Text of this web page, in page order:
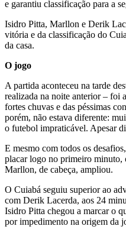
e garantiu classificação para a
Isidro Pitta, Marllon e Derik
vitória e da classificação do
da casa.
O jogo
A partida aconteceu na tarde
realizada na noite anterior – foi
fortes chuvas e das péssimas
porém, não estava diferente:
o futebol impraticável. Apesar
E mesmo com todos os
placar logo no primeiro minuto,
Marllon, de cabeça, ampliou.
O Cuiabá seguiu superior ao
com Derik Lacerda, aos 24
Isidro Pitta chegou a marcar o
por impedimento na origem da